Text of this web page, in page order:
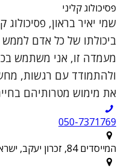
פסיכולוג קליני
שמי יאיר בראון, פסיכולוג
ביכולתו של כל אדם
מעמדה זו, אני משתמש
ולהתמודד עם רגשות,
את מימוש מטרותיהם
050-7371769
המייסדים 84, זכרון יעקב, ישראל